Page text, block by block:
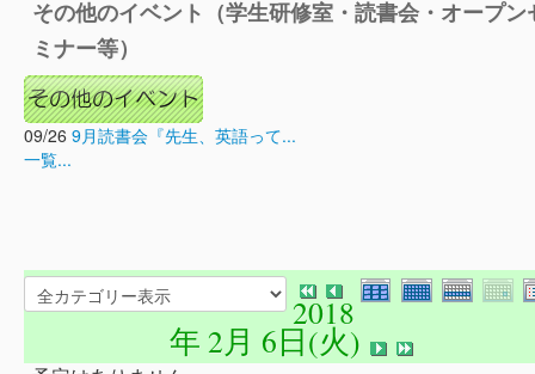
その他のイベント（学生研修室・読書会・オープン
ミナー等）
09/26 9月読書会『先生、英語って...
一覧...
2018
年 2月 6日(火)